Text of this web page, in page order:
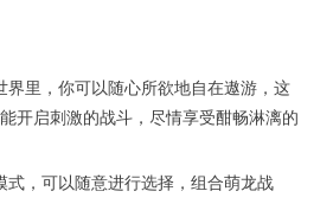
界里，你可以随心所欲地自在遨游，这
开启刺激的战斗，尽情享受酣畅淋漓的
式，可以随意进行选择，组合萌龙战